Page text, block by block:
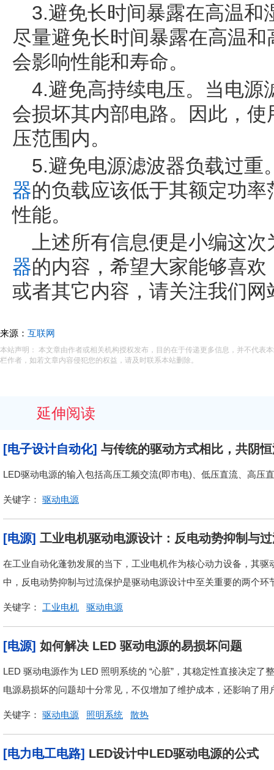
3.避免长时间暴露在高温和
尽量避免长时间暴露在高温
会影响性能和寿命。
4.避免高持续电压。当电源
会损坏其内部电路。因此，
压范围内。
5.避免电源滤波器负载过重
器的负载应该低于其额定功
性能。
上述所有信息便是小编这
器的内容，希望大家能够喜
或者其它内容，请关注我们网
来源： 互联网
本站声明： 本文章由作者或相关机构授权发布，目的在于传递更多信息，并不代表
栏作者，如若文章内容侵犯您的权益，请及时联系本站删除。
延伸阅读
[电子设计自动化] 与传统的驱动方式相比，共阴
LED驱动电源的输入包括高压工频交流(即市电)、低压直流、高压
关键字： 驱动电源
[电源] 工业电机驱动电源设计：反电动势抑制与
在工业自动化蓬勃发展的当下，工业电机作为核心动力设备，其
中，反电动势抑制与过流保护是驱动电源设计中至关重要的两个
关键字： 工业电机 驱动电源
[电源] 如何解决 LED 驱动电源的易损坏问题
LED 驱动电源作为 LED 照明系统的 “心脏”，其稳定性直接决定
电源易损坏的问题却十分常见，不仅增加了维护成本，还影响了
关键字： 驱动电源 照明系统 散热
[电力电工电路] LED设计中LED驱动电源的公式